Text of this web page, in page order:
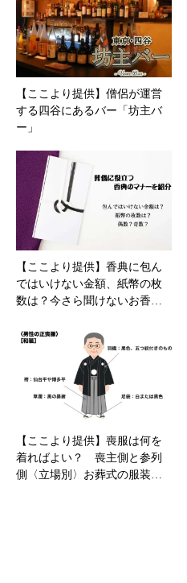
【ここより提供】僧侶が運営
する四谷にあるバー「坊主バ
ー」
【ここより提供】香典に包ん
ではいけない金額、紙幣の枚
数は？今さら聞けないお香…
【ここより提供】喪服は何を
着ればよい？ 喪主側と参列
側〈立場別〉お葬式の服装…